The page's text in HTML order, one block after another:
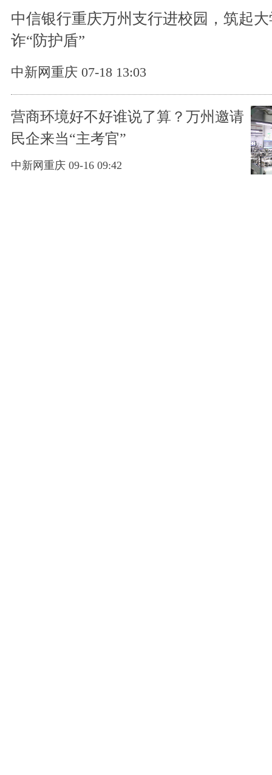
中信银行重庆万州支行进校园，筑起
诈“防护盾”
中新网重庆 07-18 13:03
营商环境好不好谁说了算？万州邀请
民企来当“主考官”
中新网重庆 09-16 09:42